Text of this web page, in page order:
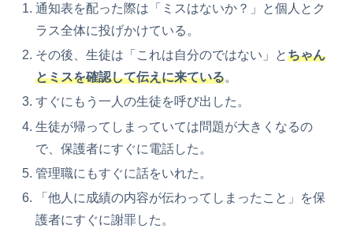
通知表を配った際は「ミスはないか？」と個人とク
ラス全体に投げかけている。
その後、生徒は「これは自分のではない」とちゃん
とミスを確認して伝えに来ている。
すぐにもう一人の生徒を呼び出した。
生徒が帰ってしまっていては問題が大きくなるの
で、保護者にすぐに電話した。
管理職にもすぐに話をいれた。
「他人に成績の内容が伝わってしまったこと」を保
護者にすぐに謝罪した。